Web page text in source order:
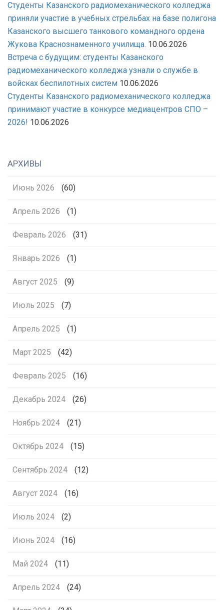
Студенты Казанского радиомеханического колледжа
приняли участие в учебных стрельбах на базе полигона
Казанского высшего танкового командного ордена
Жукова Краснознаменного училища. 10.06.2026
Встреча с будущим: студенты Казанского
радиомеханического колледжа узнали о службе в
войсках беспилотных систем 10.06.2026
Студенты Казанского радиомеханического колледжа
принимают участие в конкурсе медиацентров СПО –
2026! 10.06.2026
АРХИВЫ
Июнь 2026 (60)
Апрель 2026 (1)
Февраль 2026 (31)
Январь 2026 (1)
Август 2025 (9)
Июль 2025 (7)
Апрель 2025 (1)
Март 2025 (42)
Февраль 2025 (16)
Декабрь 2024 (26)
Ноябрь 2024 (21)
Октябрь 2024 (15)
Сентябрь 2024 (12)
Август 2024 (16)
Июль 2024 (2)
Июнь 2024 (16)
Май 2024 (11)
Апрель 2024 (24)